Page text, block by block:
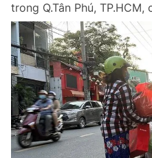
trong Q.Tân Phú,